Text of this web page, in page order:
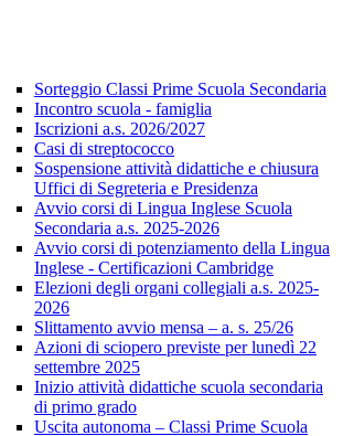
Sorteggio Classi Prime Scuola Secondaria
Incontro scuola - famiglia
Iscrizioni a.s. 2026/2027
Casi di streptococco
Sospensione attività didattiche e chiusura
Uffici di Segreteria e Presidenza
Avvio corsi di Lingua Inglese Scuola
Secondaria a.s. 2025-2026
Avvio corsi di potenziamento della Lingua
Inglese - Certificazioni Cambridge
Elezioni degli organi collegiali a.s. 2025-
2026
Slittamento avvio mensa – a. s. 25/26
Azioni di sciopero previste per lunedì 22
settembre 2025
Inizio attività didattiche scuola secondaria
di primo grado
Uscita autonoma – Classi Prime Scuola